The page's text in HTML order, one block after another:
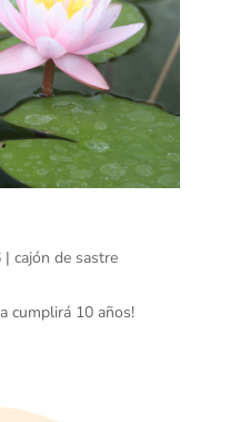
| cajón de sastre
cumplirá 10 años!